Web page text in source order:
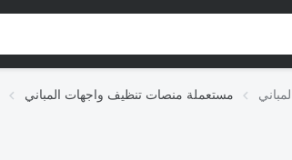
مستعملة منصات تنظيف واجهات المباني